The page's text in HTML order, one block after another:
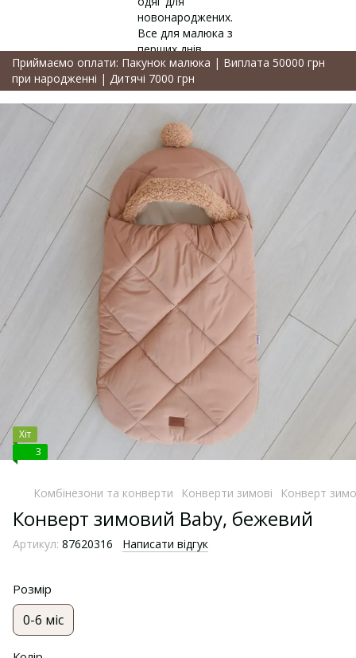
Приймаємо оплати: Пакунок малюка | Виплата 50000 грн
при народженні | Дитячі 7000 грн
Хіт
3
Комбінезони та конверти Конверти зимові Конверт
Конверт зимовий Baby, бежевий
Артикул: 87620316 Написати відгук
Розмір
0-6 міс